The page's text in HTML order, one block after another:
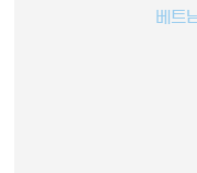
베트